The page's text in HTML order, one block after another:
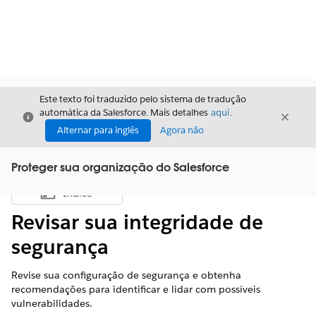
Fechar
Este texto foi traduzido pelo sistema de tradução
automática da Salesforce. Mais detalhes aqui.
Alternar para inglês
Agora não
Fechar
Proteger sua organização do Salesforce
Mostrar índice
Índice
Revisar sua integridade de
segurança
Revise sua configuração de segurança e obtenha
recomendações para identificar e lidar com possíveis
vulnerabilidades.